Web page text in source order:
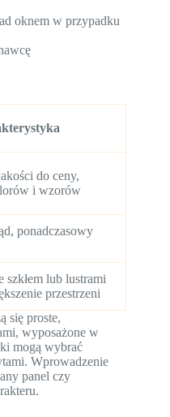
oknem w przypadku
do ceny,
i wzorów
ponadczasowy
lub lustrami
przestrzeni
się proste,
wyposażone w
mogą wybrać
Wprowadzenie
panel czy